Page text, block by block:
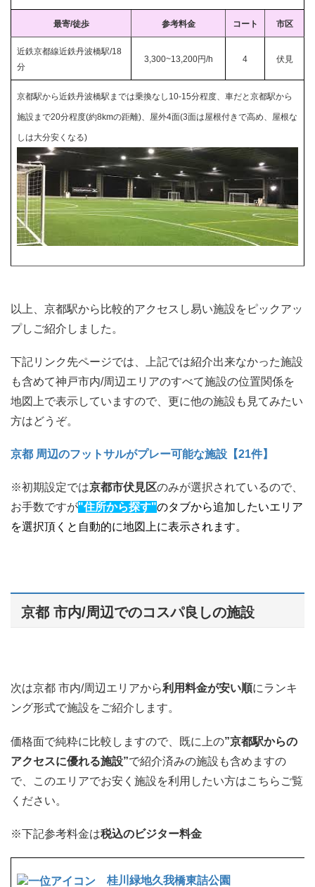
最寄/徒歩 参考料金 コート 市区
近鉄京都線近鉄丹波橋駅/18
分
3,300~13,200円/h 4 伏見
京都駅から近鉄丹波橋駅までは乗換なし10-15分程度、車だと京都駅から
施設まで20分程度(約8kmの距離)、屋外4面(3面は屋根付きで高め、屋根な
しは大分安くなる)
以上、京都駅から比較的アクセスし易い施設をピックアッ
プしご紹介しました。
下記リンク先ページでは、上記では紹介出来なかった施設
も含めて神戸市内/周辺エリアのすべて施設の位置関係を
地図上で表示していますので、更に他の施設も見てみたい
方はどうぞ。
京都 周辺のフットサルがプレー可能な施設【21件】
※初期設定では京都市伏見区のみが選択されているので、
お手数ですが"住所から探す"のタブから追加したいエリア
を選択頂くと自動的に地図上に表示されます。
京都 市内/周辺でのコスパ良しの施設
次は京都 市内/周辺エリアから利用料金が安い順にランキ
ング形式で施設をご紹介します。
価格面で純粋に比較しますので、既に上の”京都駅からの
アクセスに優れる施設”で紹介済みの施設も含めますの
で、このエリアでお安く施設を利用したい方はこちらご覧
ください。
※下記参考料金は税込のビジター料金
桂川緑地久我橋東詰公園